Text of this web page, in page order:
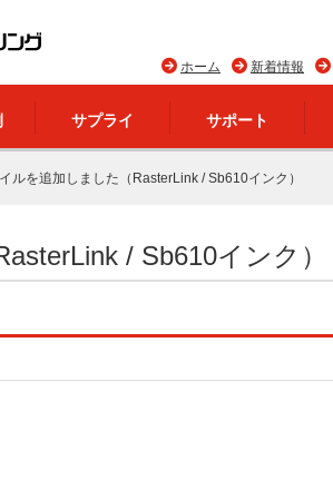
新着情報
ホーム
サプライ サポート
ルを追加しました（RasterLink / Sb610インク）
/ Sb610インク）